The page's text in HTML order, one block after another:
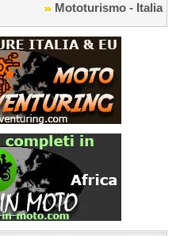
Mototurismo - Italia